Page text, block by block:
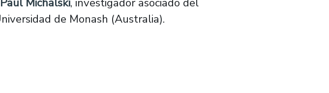
de Monash (Australia).
con seminario dictado por investigador de la Universidad de